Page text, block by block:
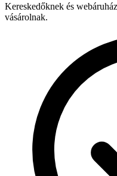
Kereskedőknek és
vásárolnak.